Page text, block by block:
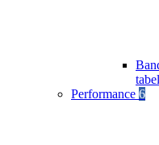
Performance 6